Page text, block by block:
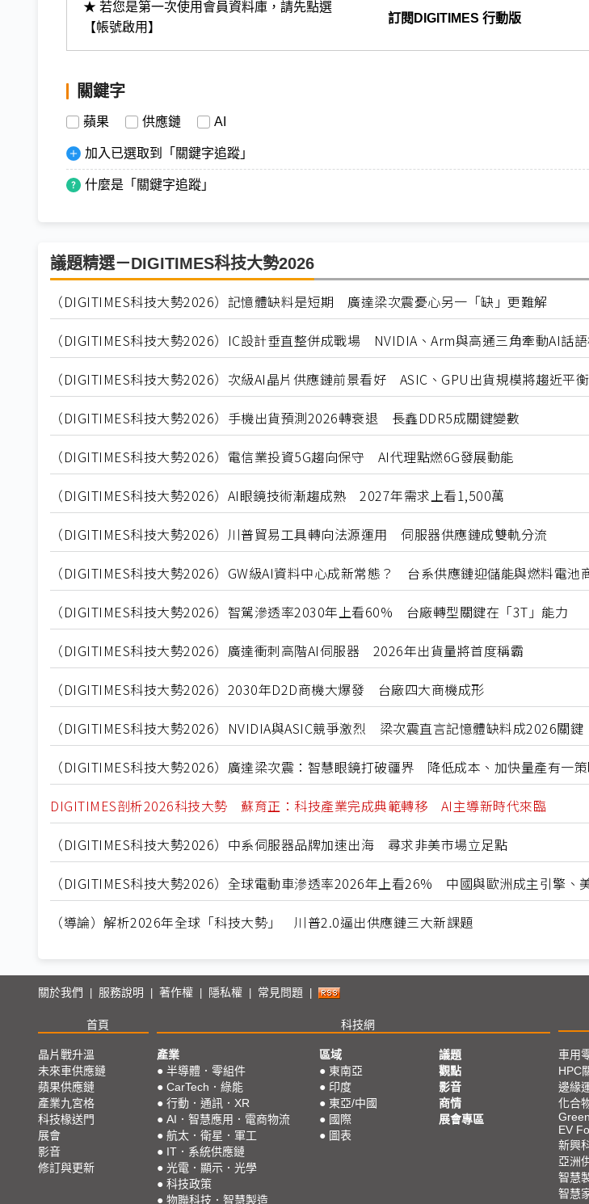
★ 若您是第一次使用會員資料庫，請先點選
【帳號啟用】
訂閱DIGITIMES 行動版
關鍵字
蘋果 供應鏈 AI
加入已選取到「關鍵字追蹤」
什麼是「關鍵字追蹤」
議題精選－DIGITIMES科技大勢2026
（DIGITIMES科技大勢2026）記憶體缺料是短期 廣達梁次震憂心另一「缺」更難解
（DIGITIMES科技大勢2026）IC設計垂直整併成戰場 NVIDIA、Arm與高通三角牽動AI話
（DIGITIMES科技大勢2026）次級AI晶片供應鏈前景看好 ASIC、GPU出貨規模將趨近平衡
（DIGITIMES科技大勢2026）手機出貨預測2026轉衰退 長鑫DDR5成關鍵變數
（DIGITIMES科技大勢2026）電信業投資5G趨向保守 AI代理點燃6G發展動能
（DIGITIMES科技大勢2026）AI眼鏡技術漸趨成熟 2027年需求上看1,500萬
（DIGITIMES科技大勢2026）川普貿易工具轉向法源運用 伺服器供應鏈成雙軌分流
（DIGITIMES科技大勢2026）GW級AI資料中心成新常態？ 台系供應鏈迎儲能與燃料電池
（DIGITIMES科技大勢2026）智駕滲透率2030年上看60% 台廠轉型關鍵在「3T」能力
（DIGITIMES科技大勢2026）廣達衝刺高階AI伺服器 2026年出貨量將首度稱霸
（DIGITIMES科技大勢2026）2030年D2D商機大爆發 台廠四大商機成形
（DIGITIMES科技大勢2026）NVIDIA與ASIC競爭激烈 梁次震直言記憶體缺料成2026關鍵
（DIGITIMES科技大勢2026）廣達梁次震：智慧眼鏡打破疆界 降低成本、加快量產有一
DIGITIMES剖析2026科技大勢 蘇育正：科技產業完成典範轉移 AI主導新時代來臨
（DIGITIMES科技大勢2026）中系伺服器品牌加速出海 尋求非美市場立足點
（DIGITIMES科技大勢2026）全球電動車滲透率2026年上看26% 中國與歐洲成主引擎、
（導論）解析2026年全球「科技大勢」 川普2.0逼出供應鏈三大新課題
關於我們 服務說明 著作權 隱私權 常見問題
首頁 科技網
晶片戰升溫
未來車供應鏈
蘋果供應鏈
產業九宮格
科技椽送門
展會
影音
修訂與更新
產業
● 半導體．零組件
● CarTech．綠能
● 行動．通訊．XR
● AI．智慧應用．電商物流
● 航太．衛星．軍工
● IT．系統供應鏈
● 光電．顯示．光學
● 科技政策
● 物聯科技．智慧製造
區域
● 東南亞
● 印度
● 東亞/中國
● 國際
● 圖表
議題
觀點
影音
商情
展會專區
車用
HPC
邊緣
化合
EV
新興
亞洲
智慧
智慧